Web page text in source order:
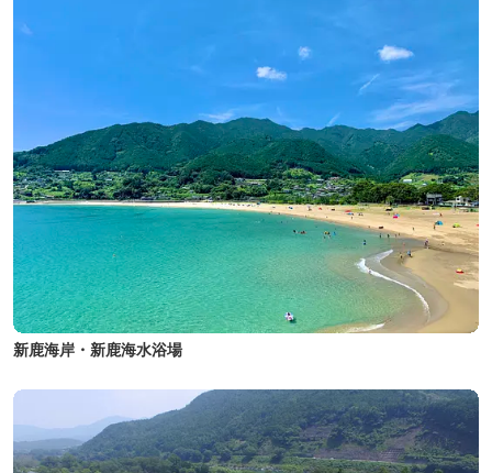
新鹿海岸・新鹿海水浴場